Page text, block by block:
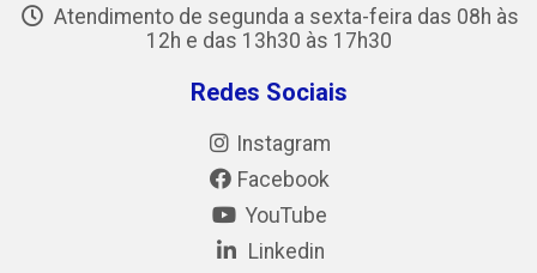
Atendimento de segunda a sexta-feira das 08h às
12h e das 13h30 às 17h30
Redes Sociais
Instagram
Facebook
YouTube
Linkedin